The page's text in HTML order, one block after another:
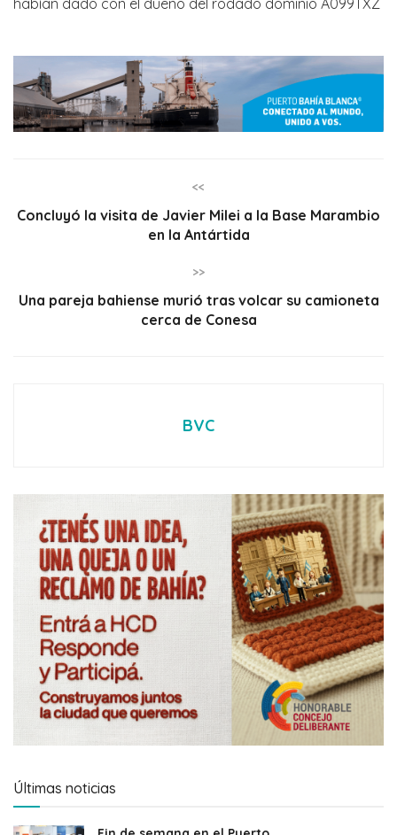
<<
Concluyó la visita de Javier Milei a la Base Marambio
en la Antártida
>>
Una pareja bahiense murió tras volcar su camioneta
cerca de Conesa
BVC
Últimas noticias